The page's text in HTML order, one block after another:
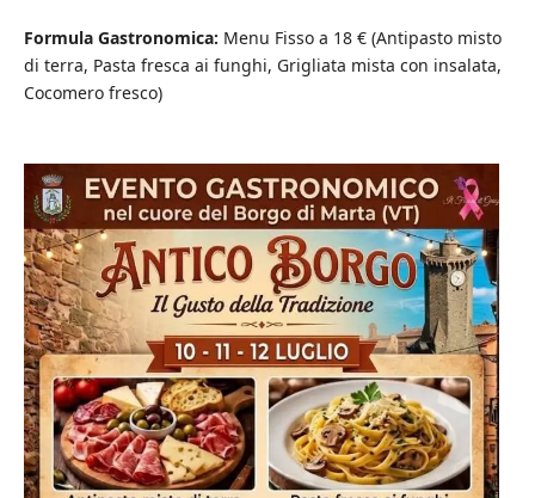
Formula Gastronomica: Menu Fisso a 18 € (Antipasto misto
di terra, Pasta fresca ai funghi, Grigliata mista con insalata,
Cocomero fresco)